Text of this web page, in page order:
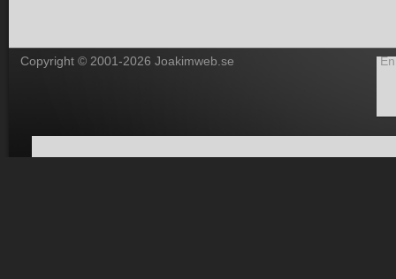
Copyright © 2001-2026 Joakimweb.se